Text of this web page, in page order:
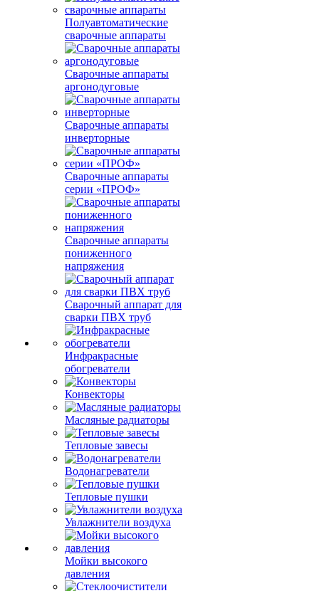
Полуавтоматические
сварочные аппараты
Сварочные аппараты
аргонодуговые
Сварочные аппараты
инверторные
Сварочные аппараты
серии «ПРОФ»
Сварочные аппараты
пониженного
напряжения
Сварочный аппарат для
сварки ПВХ труб
Инфракрасные
обогреватели
Конвекторы
Масляные радиаторы
Тепловые завесы
Водонагреватели
Тепловые пушки
Увлажнители воздуха
Мойки высокого
давления